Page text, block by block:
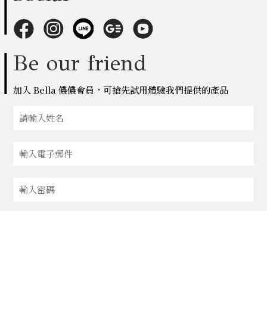
Be our friend
加入 Bella 儂儂會員，可搶先試用體驗我們提供的產品